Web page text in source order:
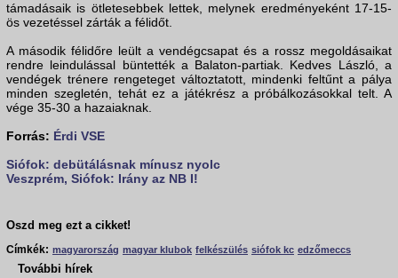
támadásaik is ötletesebbek lettek, melynek eredményeként 17-15-
ös vezetéssel zárták a félidőt.
A második félidőre leült a vendégcsapat és a rossz megoldásaikat
rendre leindulással büntették a Balaton-partiak. Kedves László, a
vendégek trénere rengeteget változtatott, mindenki feltűnt a pálya
minden szegletén, tehát ez a játékrész a próbálkozásokkal telt. A
vége 35-30 a hazaiaknak.
Forrás: Érdi VSE
Siófok: debütálásnak mínusz nyolc
Veszprém, Siófok: Irány az NB I!
Oszd meg ezt a cikket!
Címkék: magyarország magyar klubok felkészülés siófok kc edzőmeccs
További hírek